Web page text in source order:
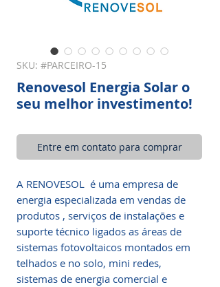
SKU: #PARCEIRO-15
Renovesol Energia Solar o
seu melhor investimento!
Entre em contato para comprar
A RENOVESOL é uma empresa de
energia especializada em vendas de
produtos , serviços de instalações e
suporte técnico ligados as áreas de
sistemas fotovoltaicos montados em
telhados e no solo, mini redes,
sistemas de energia comercial e